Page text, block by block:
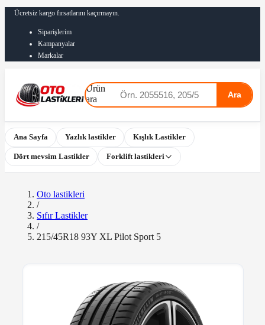
Ücretsiz kargo fırsatlarını kaçırmayın.
Siparişlerim
Kampanyalar
Markalar
Ürün
ara
Ara
Ana Sayfa Yazlık lastikler Kışlık Lastikler
Dört mevsim Lastikler Forklift lastikleri
Oto lastikleri
/
Sıfır Lastikler
/
215/45R18 93Y XL Pilot Sport 5